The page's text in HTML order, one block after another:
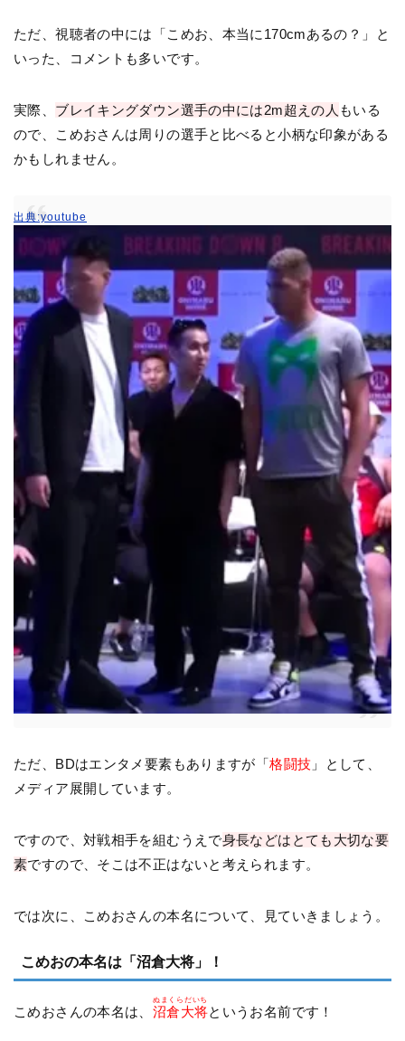
ただ、視聴者の中には「こめお、本当に170cmあるの？」と
いった、コメントも多いです。
実際、 ブレイキングダウン選手の中には2m超えの人 もいる
ので、こめおさんは周りの選手と比べると小柄な印象がある
かもしれません。
出典:youtube
ただ、BDはエンタメ要素もありますが「格闘技 」として、
メディア展開しています。
ですので、対戦相手を組むうえで身長などはとても大切な要
素ですので、そこは不正はないと考えられます。
では次に、こめおさんの本名について、見ていきましょう。
こめおの本名は「沼倉大将」！
こめおさんの本名は、 沼倉大将
ぬまくらだいち
というお名前です！